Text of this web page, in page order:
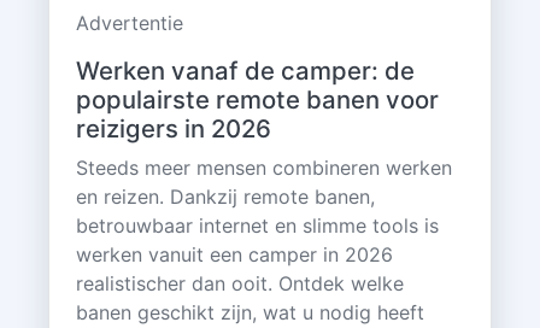
Advertentie
Werken vanaf de camper: de
populairste remote banen voor
reizigers in 2026
Steeds meer mensen combineren werken
en reizen. Dankzij remote banen,
betrouwbaar internet en slimme tools is
werken vanuit een camper in 2026
realistischer dan ooit. Ontdek welke
banen geschikt zijn, wat u nodig heeft